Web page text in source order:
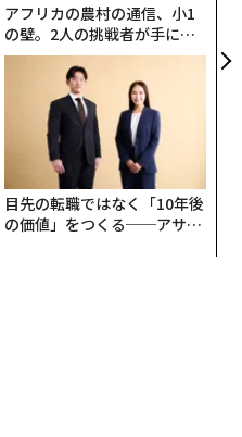
アフリカの農村の通信、小1
の壁。2人の挑戦者が手にし
た「次なる武器」
目先の転職ではなく「10年後
の価値」をつくる──アサイ